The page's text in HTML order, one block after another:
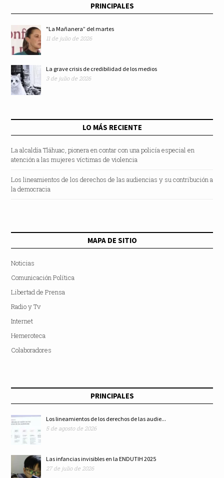
PRINCIPALES
"La Mañanera” del martes
11 de julio de 2026
La grave crisis de credibilidad de los medios
3 de julio de 2026
LO MÁS RECIENTE
La alcaldía Tláhuac, pionera en contar con una policía especial en
atención a las mujeres víctimas de violencia
Los lineamientos de los derechos de las audiencias y su contribución a
la democracia
MAPA DE SITIO
Noticias
Comunicación Política
Libertad de Prensa
Radio y Tv
Internet
Hemeroteca
Colaboradores
PRINCIPALES
Los lineamientos de los derechos de las audie...
5 de agosto de 2026
Las infancias invisibles en la ENDUTIH 2025
27 de julio de 2026